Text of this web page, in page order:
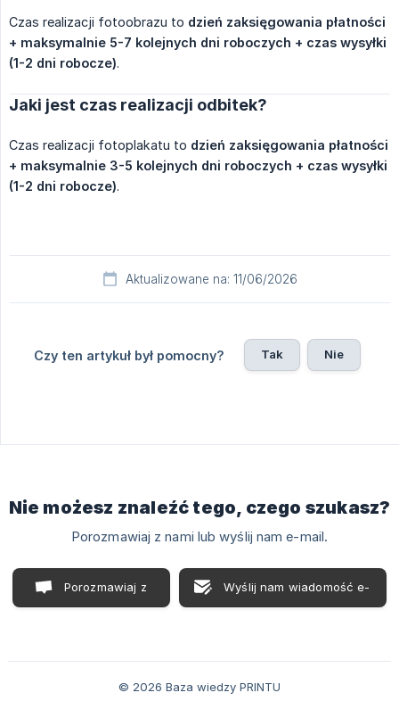
Czas realizacji fotoobrazu to dzień zaksięgowania płatności
+ maksymalnie 5-7 kolejnych dni roboczych + czas wysyłki
(1-2 dni robocze).
Jaki jest czas realizacji odbitek?
Czas realizacji fotoplakatu to dzień zaksięgowania płatności
+ maksymalnie 3-5 kolejnych dni roboczych + czas wysyłki
(1-2 dni robocze).
Aktualizowane na: 11/06/2026
Czy ten artykuł był pomocny? Tak Nie
Nie możesz znaleźć tego, czego szukasz?
Porozmawiaj z nami lub wyślij nam e-mail.
Porozmawiaj z Wyślij nam wiadomość e-
© 2026 Baza wiedzy PRINTU